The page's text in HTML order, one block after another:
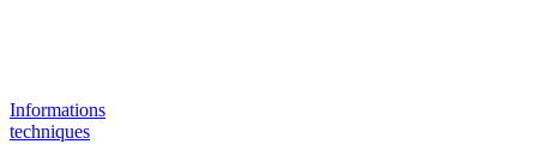
Informations
techniques